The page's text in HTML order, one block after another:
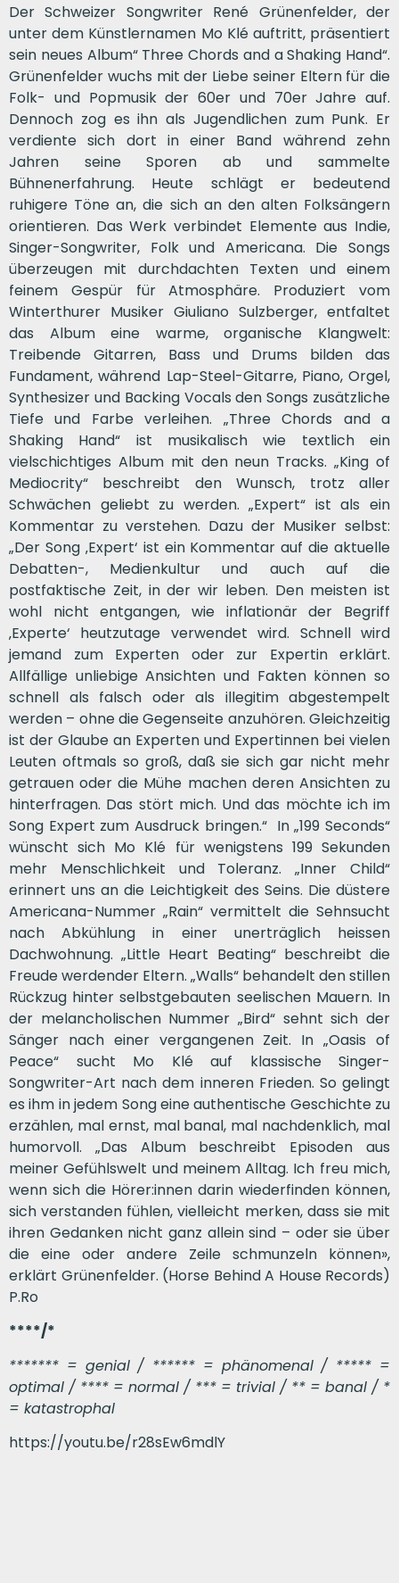
Der Schweizer Songwriter René Grünenfelder, der
unter dem Künstlernamen Mo Klé auftritt, präsentiert
sein neues Album“ Three Chords and a Shaking Hand“.
Grünenfelder wuchs mit der Liebe seiner Eltern für die
Folk- und Popmusik der 60er und 70er Jahre auf.
Dennoch zog es ihn als Jugendlichen zum Punk. Er
verdiente sich dort in einer Band während zehn
Jahren seine Sporen ab und sammelte
Bühnenerfahrung. Heute schlägt er bedeutend
ruhigere Töne an, die sich an den alten Folksängern
orientieren. Das Werk verbindet Elemente aus Indie,
Singer-Songwriter, Folk und Americana. Die Songs
überzeugen mit durchdachten Texten und einem
feinem Gespür für Atmosphäre. Produziert vom
Winterthurer Musiker Giuliano Sulzberger, entfaltet
das Album eine warme, organische Klangwelt:
Treibende Gitarren, Bass und Drums bilden das
Fundament, während Lap-Steel-Gitarre, Piano, Orgel,
Synthesizer und Backing Vocals den Songs zusätzliche
Tiefe und Farbe verleihen. „Three Chords and a
Shaking Hand“ ist musikalisch wie textlich ein
vielschichtiges Album mit den neun Tracks. „King of
Mediocrity“ beschreibt den Wunsch, trotz aller
Schwächen geliebt zu werden. „Expert“ ist als ein
Kommentar zu verstehen. Dazu der Musiker selbst:
„Der Song ‚Expert‘ ist ein Kommentar auf die aktuelle
Debatten-, Medienkultur und auch auf die
postfaktische Zeit, in der wir leben. Den meisten ist
wohl nicht entgangen, wie inflationär der Begriff
‚Experte‘ heutzutage verwendet wird. Schnell wird
jemand zum Experten oder zur Expertin erklärt.
Allfällige unliebige Ansichten und Fakten können so
schnell als falsch oder als illegitim abgestempelt
werden – ohne die Gegenseite anzuhören. Gleichzeitig
ist der Glaube an Experten und Expertinnen bei vielen
Leuten oftmals so groß, daß sie sich gar nicht mehr
getrauen oder die Mühe machen deren Ansichten zu
hinterfragen. Das stört mich. Und das möchte ich im
Song Expert zum Ausdruck bringen.“ In „199 Seconds“
wünscht sich Mo Klé für wenigstens 199 Sekunden
mehr Menschlichkeit und Toleranz. „Inner Child“
erinnert uns an die Leichtigkeit des Seins. Die düstere
Americana-Nummer „Rain“ vermittelt die Sehnsucht
nach Abkühlung in einer unerträglich heissen
Dachwohnung. „Little Heart Beating“ beschreibt die
Freude werdender Eltern. „Walls“ behandelt den stillen
Rückzug hinter selbstgebauten seelischen Mauern. In
der melancholischen Nummer „Bird“ sehnt sich der
Sänger nach einer vergangenen Zeit. In „Oasis of
Peace“ sucht Mo Klé auf klassische Singer-
Songwriter-Art nach dem inneren Frieden. So gelingt
es ihm in jedem Song eine authentische Geschichte zu
erzählen, mal ernst, mal banal, mal nachdenklich, mal
humorvoll. „Das Album beschreibt Episoden aus
meiner Gefühlswelt und meinem Alltag. Ich freu mich,
wenn sich die Hörer:innen darin wiederfinden können,
sich verstanden fühlen, vielleicht merken, dass sie mit
ihren Gedanken nicht ganz allein sind – oder sie über
die eine oder andere Zeile schmunzeln können»,
erklärt Grünenfelder. (Horse Behind A House Records)
P.Ro
****/*
******* = genial / ****** = phänomenal / ***** =
optimal / **** = normal / *** = trivial / ** = banal / *
= katastrophal
https://youtu.be/r28sEw6mdlY